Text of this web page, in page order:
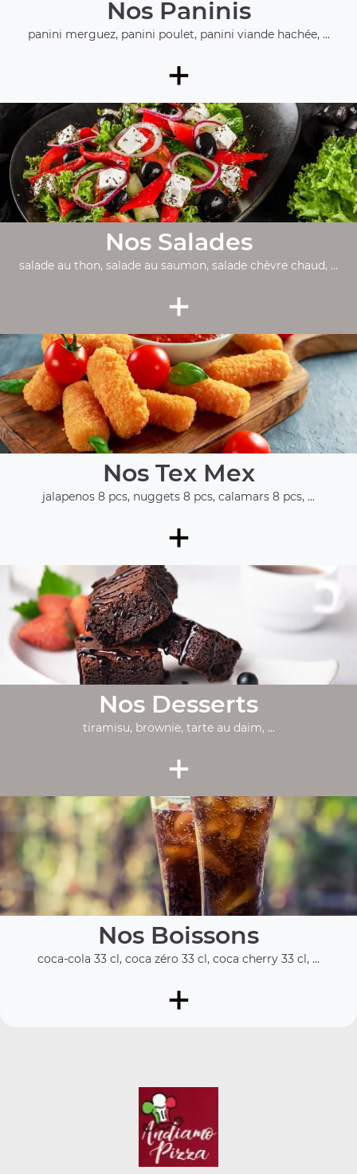
Nos Paninis
panini merguez, panini poulet, panini viande hachée, ...
+
Nos Salades
salade au thon, salade au saumon, salade chèvre chaud, ...
+
Nos Tex Mex
jalapenos 8 pcs, nuggets 8 pcs, calamars 8 pcs, ...
+
Nos Desserts
tiramisu, brownie, tarte au daim, ...
+
Nos Boissons
coca-cola 33 cl, coca zéro 33 cl, coca cherry 33 cl, ...
+